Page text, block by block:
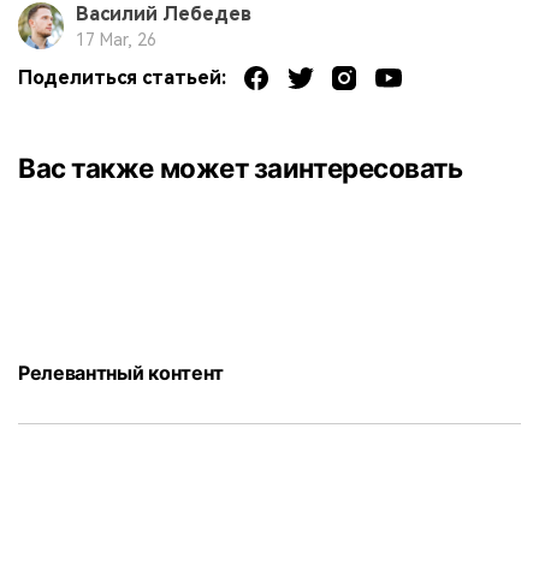
Василий Лебедев
17 Mar, 26
Поделиться статьей:
Вас также может заинтересовать
Релевантный контент